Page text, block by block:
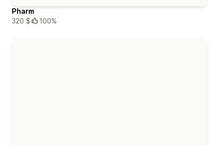
Pharm
320 $
100%